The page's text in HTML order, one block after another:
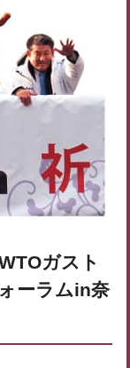
ガスト
ーラムin奈